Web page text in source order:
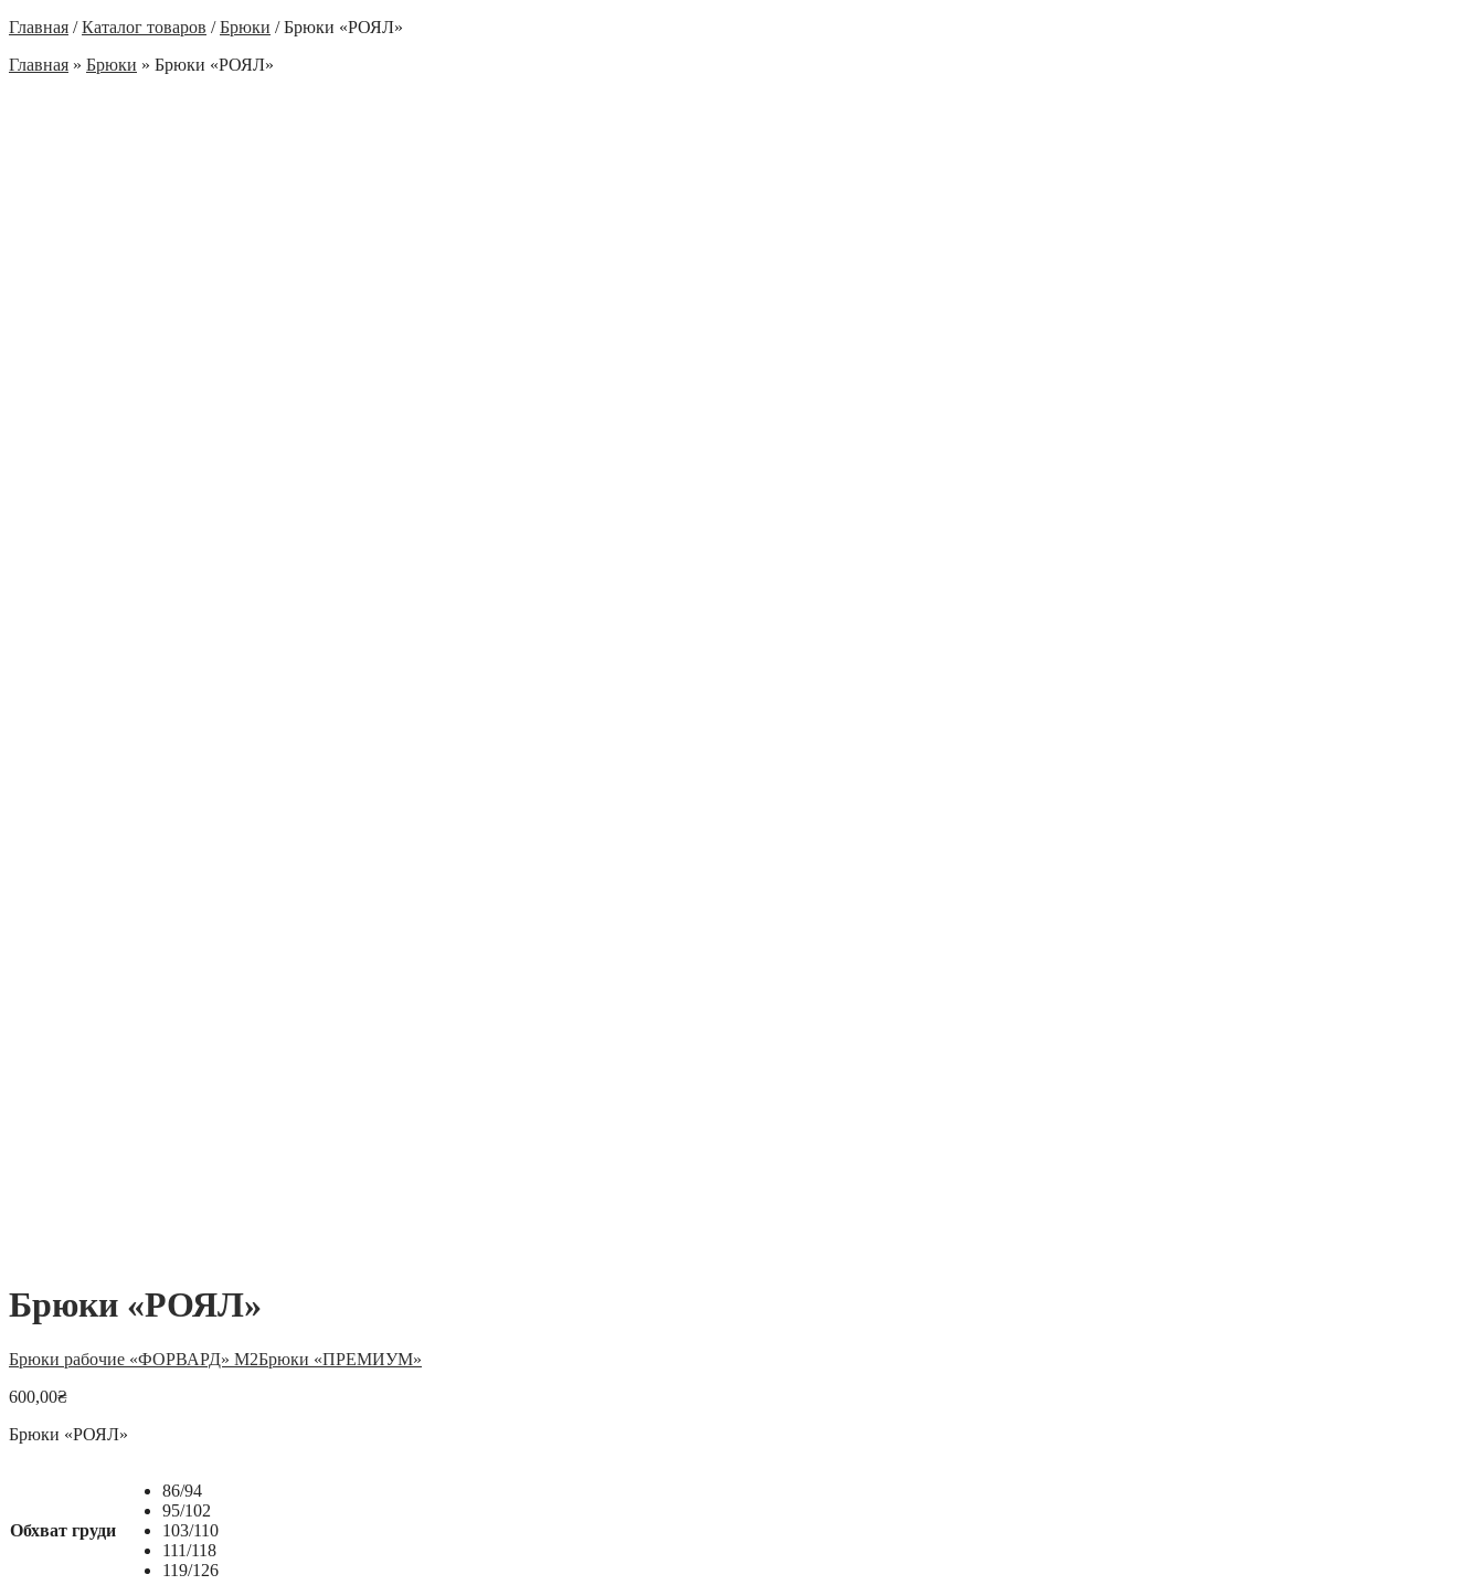
Главная / Каталог товаров / Брюки / Брюки «РОЯЛ»
Главная » Брюки » Брюки «РОЯЛ»
Брюки «РОЯЛ»
Брюки рабочие «ФОРВАРД» М2Брюки «ПРЕМИУМ»
600,00₴
Брюки «РОЯЛ»
Обхват груди
86/94
95/102
103/110
111/118
119/126